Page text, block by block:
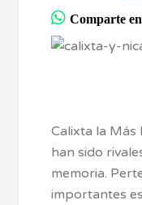
Comparte
Calixta la Más
han sido
memoria.
importantes